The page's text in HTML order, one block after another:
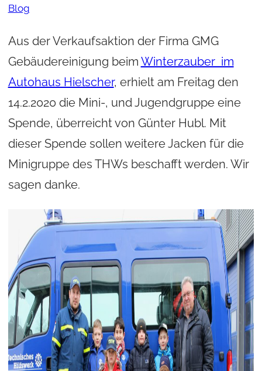
Blog
Aus der Verkaufsaktion der Firma GMG
Gebäudereinigung beim Winterzauber im
Autohaus Hielscher, erhielt am Freitag den
14.2.2020 die Mini-, und Jugendgruppe eine
Spende, überreicht von Günter Hubl. Mit
dieser Spende sollen weitere Jacken für die
Minigruppe des THWs beschafft werden. Wir
sagen danke.